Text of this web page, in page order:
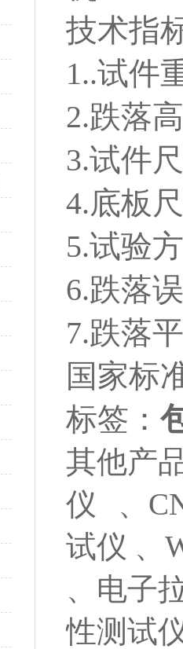
技术指
1..试件
2.跌落
3.试件
4.底板
5.试验
6.跌
7.跌落
国家标
标签：
其他产
仪
、
试仪 、
、电子
性测试